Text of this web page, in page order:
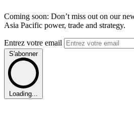
Coming soon: Don’t miss out on our
Asia Pacific power, trade and strategy.
Entrez votre email
S'abonner
Loading...